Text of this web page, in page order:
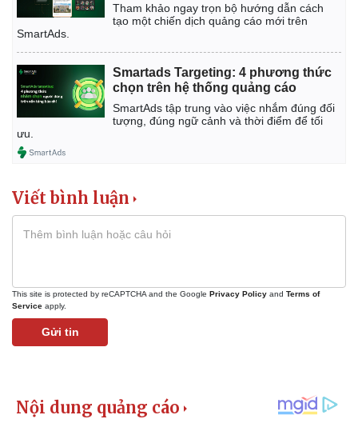
Vụ án
Tin nóng
Vũ khí
Tham khảo ngay trọn bộ hướng dẫn cách
tạo một chiến dịch quảng cáo mới trên
SmartAds.
Smartads Targeting: 4 phương thức
chọn trên hệ thống quảng cáo
SmartAds tập trung vào việc nhắm đúng đối
tượng, đúng ngữ cảnh và thời điểm để tối
ưu.
Viết bình luận
This site is protected by reCAPTCHA and the Google Privacy Policy and Terms of
Service apply.
Gửi tin